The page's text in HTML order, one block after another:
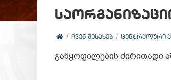
ᲩᲕᲔᲜ ᲨᲔᲡᲐᲮᲔᲑ ᲪᲔᲜᲢᲠᲐᲚᲣᲠᲘ
განყოფილების ძირითადი